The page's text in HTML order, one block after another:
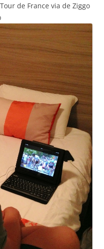
de France via de Ziggo